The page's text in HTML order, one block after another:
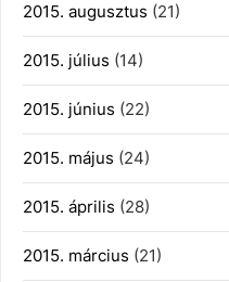
2015. augusztus (21)
2015. július (14)
2015. június (22)
2015. május (24)
2015. április (28)
2015. március (21)